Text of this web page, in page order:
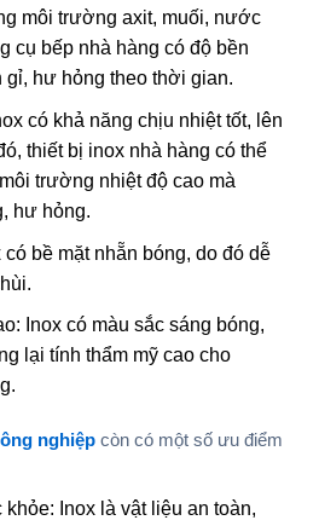
môi trường axit, muối, nước
cụ bếp nhà hàng có độ bền
gỉ, hư hỏng theo thời gian.
có khả năng chịu nhiệt tốt, lên
thiết bị inox nhà hàng có thể
trường nhiệt độ cao mà
hư hỏng.
có bề mặt nhẵn bóng, do đó dễ
Inox có màu sắc sáng bóng,
lại tính thẩm mỹ cao cho
nghiệp còn có một số ưu điểm
Inox là vật liệu an toàn,